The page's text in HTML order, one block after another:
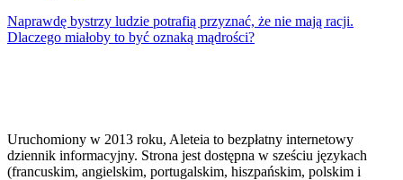
Naprawdę bystrzy ludzie potrafią przyznać, że nie mają racji.
Dlaczego miałoby to być oznaką mądrości?
Uruchomiony w 2013 roku, Aleteia to bezpłatny internetowy
dziennik informacyjny. Strona jest dostępna w sześciu językach
(francuskim, angielskim, portugalskim, hiszpańskim, polskim i